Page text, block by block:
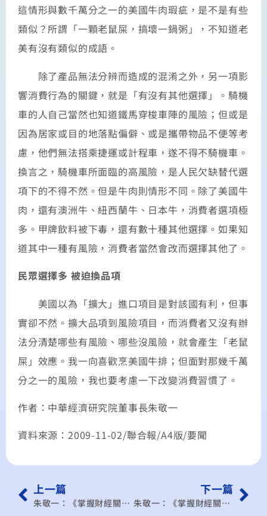
這情形與數千萬分之一的美國牛肉瑕疵，是不是有些
類似？所謂「一顆老鼠屎，搞壞一鍋粥」，不知道老
美有沒有類似的成語。
除了產品無法分辨而造成的混淆之外，另一項影
響消費行為的關鍵，就是「有沒有其他選擇」。騎機
車的人自己當然也知道鐵馬穿梭車陣的風險；但或是
因為居家或目的地落點偏僻、或是攜帶物品不便等考
慮，他們無法搭乘捷運或計程車，遂不得不騎機車。
換言之，騎機車所面臨的高風險，是人民欠缺替代選
項下的不得不然。但是牛肉則情形不同。除了美國牛
肉，還有澳洲牛、紐西蘭牛、日本牛，消費者選項極
多。甲牌飲料被下毒，還有數十種其他選擇。如果知
道其中一種有風險，消費者當然會改而選擇其他了。
民眾選擇多 被迫換品項
美國以為「擴大」進口項目是對該國有利，但事
實卻不然。擴大品項到風險項目，而消費者又沒有辦
法分清楚哪些有風險、哪些沒風險，就會產生「老鼠
屎」效應。我一向喜歡烹美國牛排；但面對那幾千萬
分之一的風險，我也要考慮一下改變消費習慣了。
作者：中華經濟研究院董事長朱敬一
資料來源：2009-11-02/聯合報/A4版/要聞
上一篇
朱敬一：《掌握財經關鍵》用白話文介紹本屆諾貝爾經濟獎得主
下一篇
朱敬一：《掌握財經關鍵》公投仍有未解的難題